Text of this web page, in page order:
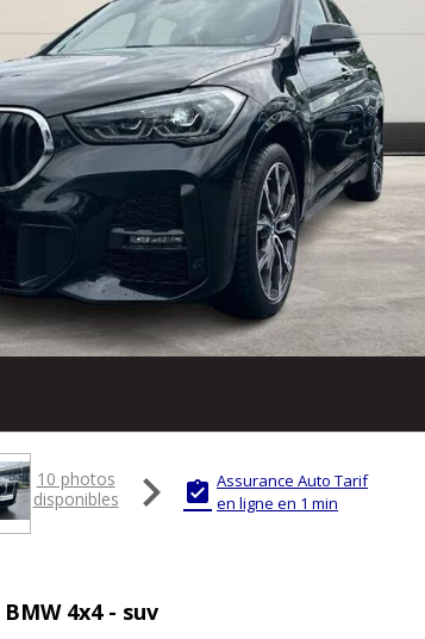
10 photos
disponibles
  Assurance Auto Tarif
en ligne en 1 min
4x4 - suv